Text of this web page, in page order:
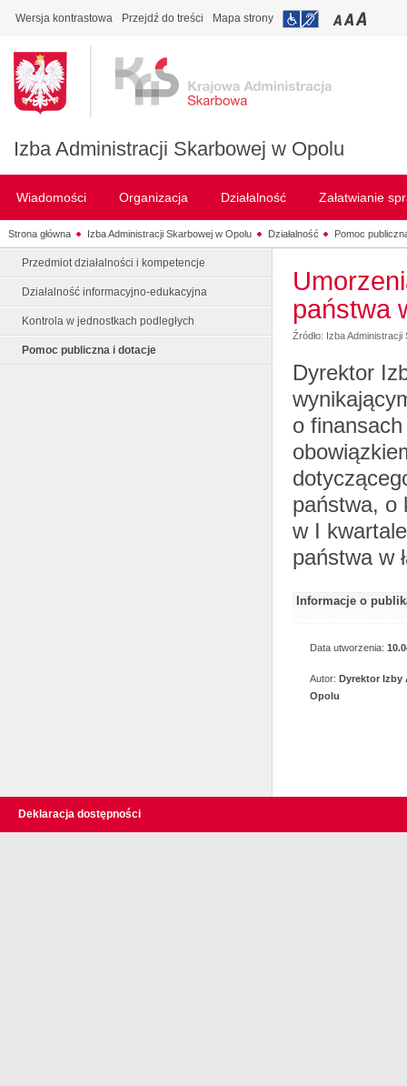
Wersja kontrastowa Przejdź do treści Mapa strony
Izba Administracji Skarbowej w Opolu
Wiadomości Organizacja Działalność Załatwianie
Strona główna Izba Administracji Skarbowej w Opolu Działalność Pomoc
Przedmiot działalności i kompetencje
Działalność informacyjno-edukacyjna
Kontrola w jednostkach podległych
Pomoc publiczna i dotacje
państwa
Źródło: Izba
Dyrektor
o
państwa, o
w I
państwa w
Informacje o
Data utworzenia:
Autor: Dyrektor Izby
Opolu
Deklaracja dostępności